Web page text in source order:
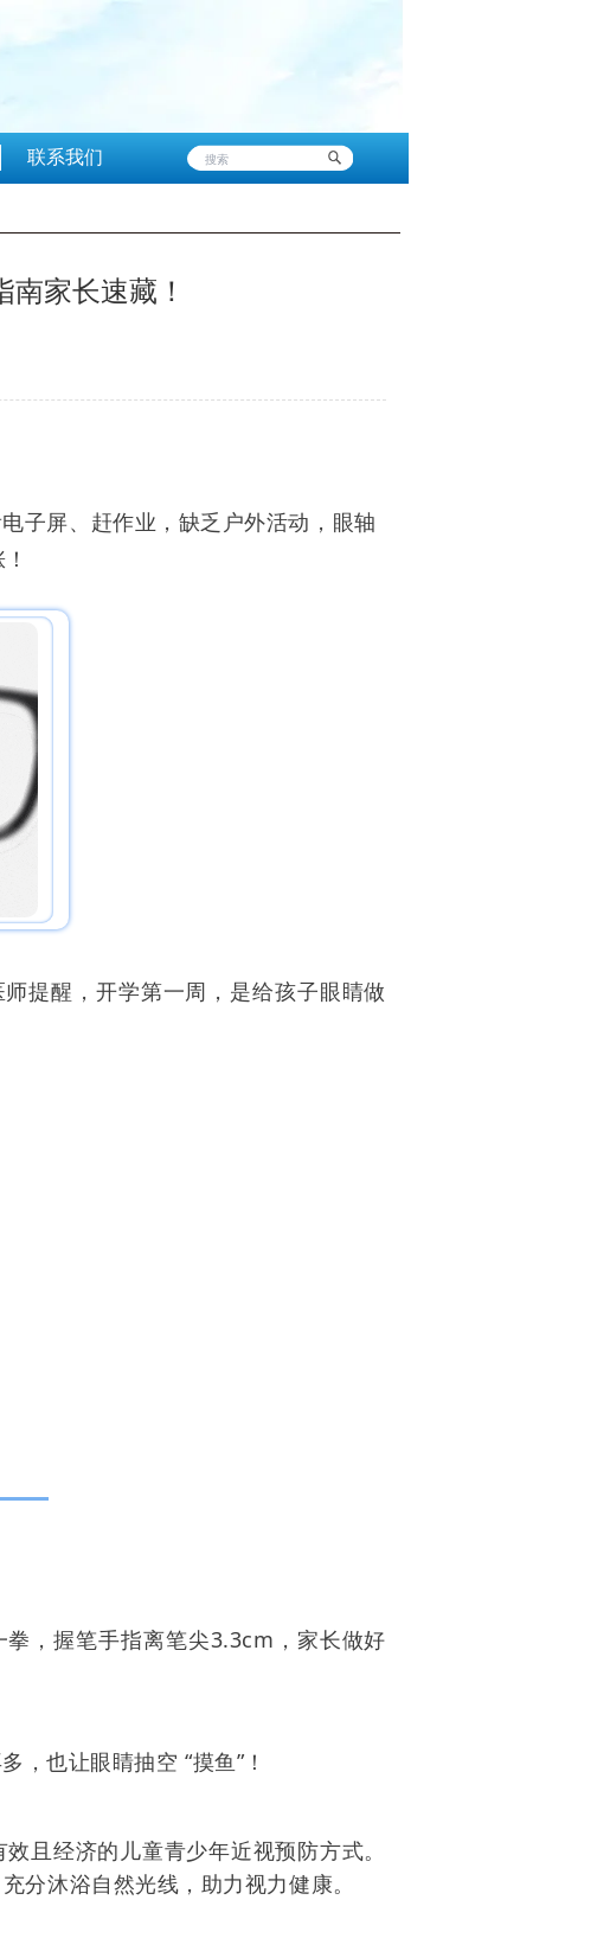
联系我们
家长速藏！
子屏、赶作业，缺乏户外活动，眼轴
提醒，开学第一周，是给孩子眼睛做
，握笔手指离笔尖3.3cm，家长做好
也让眼睛抽空 “摸鱼”！
且经济的儿童青少年近视预防方式。
分沐浴自然光线，助力视力健康。